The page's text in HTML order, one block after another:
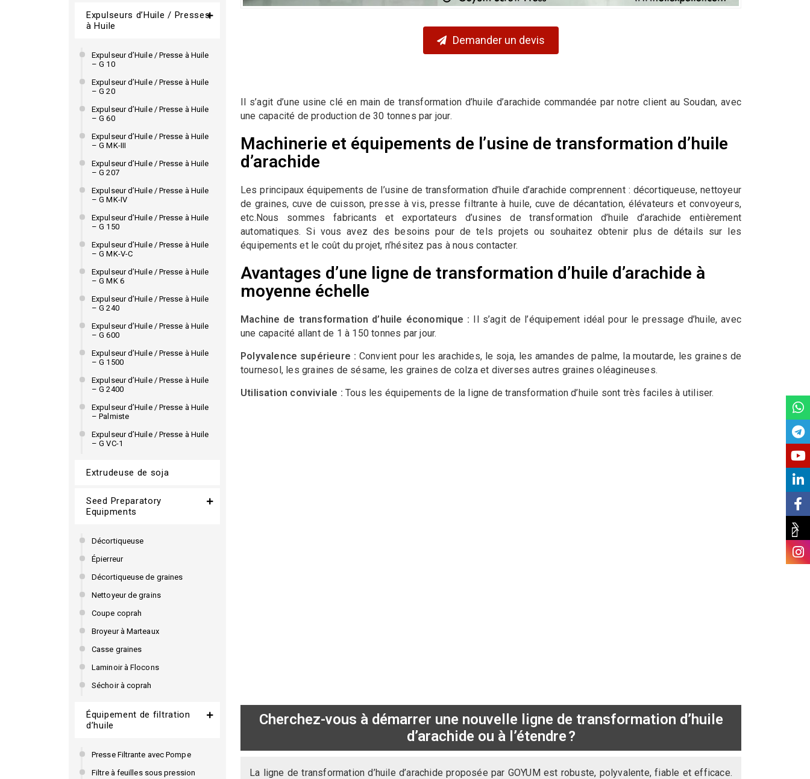
Demander un devis
Il s’agit d’une usine clé en main de transformation d’huile d’arachide commandée par notre client au Soudan, avec
une capacité de production de 30 tonnes par jour.
Machinerie et équipements de l’usine de transformation d’huile
d’arachide
Les principaux équipements de l’usine de transformation d’huile d’arachide comprennent : décortiqueuse, nettoyeur
de graines, cuve de cuisson, presse à vis, presse filtrante à huile, cuve de décantation, élévateurs et convoyeurs,
etc.Nous sommes fabricants et exportateurs d’usines de transformation d’huile d’arachide entièrement
automatiques. Si vous avez des besoins pour de tels projets ou souhaitez obtenir plus de détails sur les
équipements et le coût du projet, n’hésitez pas à nous contacter.
Avantages d’une ligne de transformation d’huile d’arachide à
moyenne échelle
Machine de transformation d’huile économique : Il s’agit de l’équipement idéal pour le pressage d’huile, avec
une capacité allant de 1 à 150 tonnes par jour.
Polyvalence supérieure : Convient pour les arachides, le soja, les amandes de palme, la moutarde, les graines de
tournesol, les graines de sésame, les graines de colza et diverses autres graines oléagineuses.
Utilisation conviviale : Tous les équipements de la ligne de transformation d’huile sont très faciles à utiliser.
Cherchez-vous à démarrer une nouvelle ligne de transformation d’huile
d’arachide ou à l’étendre ?
La ligne de transformation d’huile d’arachide proposée par GOYUM est robuste, polyvalente, fiable et efficace.
Expulseurs d’Huile / Presses
à Huile
Expulseur d’Huile / Presse à Huile
– G 10
Expulseur d’Huile / Presse à Huile
– G 20
Expulseur d’Huile / Presse à Huile
– G 60
Expulseur d’Huile / Presse à Huile
– G MK-III
Expulseur d’Huile / Presse à Huile
– G 207
Expulseur d’Huile / Presse à Huile
– G MK-IV
Expulseur d’Huile / Presse à Huile
– G 150
Expulseur d’Huile / Presse à Huile
– G MK-V-C
Expulseur d’Huile / Presse à Huile
– G MK 6
Expulseur d’Huile / Presse à Huile
– G 240
Expulseur d’Huile / Presse à Huile
– G 600
Expulseur d’Huile / Presse à Huile
– G 1500
Expulseur d’Huile / Presse à Huile
– G 2400
Expulseur d’Huile / Presse à Huile
– Palmiste
Expulseur d’Huile / Presse à Huile
– G VC-1
Extrudeuse de soja
Seed Preparatory
Equipments
Décortiqueuse
Épierreur
Décortiqueuse de graines
Nettoyeur de grains
Coupe coprah
Broyeur à Marteaux
Casse graines
Laminoir à Flocons
Séchoir à coprah
Équipement de filtration
d’huile
Presse Filtrante avec Pompe
Filtre à feuilles sous pression